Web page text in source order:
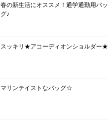
春の新生活にオススメ！通学通勤用バッ
グ♪
スッキリ★アコーディオンショルダー★
マリンテイストなバッグ☆